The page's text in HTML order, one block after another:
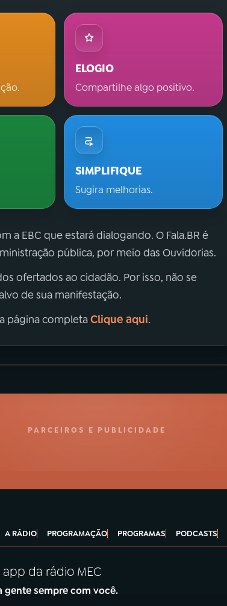
ELOGIO
Compartilhe algo positivo.
SIMPLIFIQUE
Sugira melhorias.
a EBC que estará dialogando. O Fala.BR é
pública, por meio das Ouvidorias.
ofertados ao cidadão. Por isso, não se
de sua manifestação.
página completaClique aqui.
PARCEIROS E PUBLICIDADE
A RÁDIO PROGRAMAÇÃO PROGRAMAS PODCASTS
app da rádio MEC
gente sempre com você.